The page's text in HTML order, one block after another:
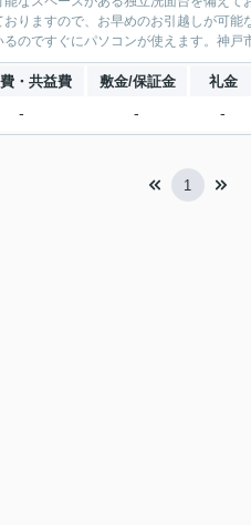
りますので、お早めのお引越しが可
のですぐにパソコンが使えます。神
・共益費 敷金/保証金 礼金
- - -
1